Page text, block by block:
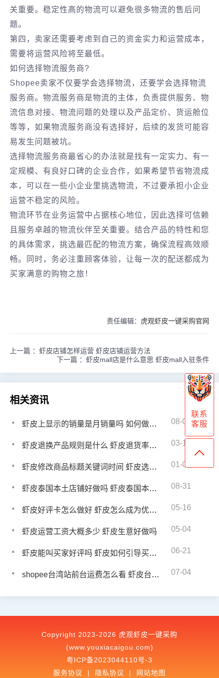
关重要。稳定性高的物流可以避免很多物流的售后问
题。
第四，卖家还需要考虑到自己的资金实力和运营成本，
需要将运营风险将至最低。
如何选择物流服务商?
Shopee卖家不仅要学会选择物流，还要学会选择物流
服务商。物流服务商是物流的主体，负责提供服务、物
流信息对接、物流问题的处理以及产品定价、货运舱位
等等，如果物流服务商没有选择好，后续的发货可能容
易发生问题被坑。
选择物流服务商最省心的办法就是找有一定实力、有一
定规模、有良好口碑的企业合作，如果希望节省物流成
本，可以在一些小企业里挑选物流，不过要承担小企业
运营不稳定的风险。
物流环节在业务运营中占据核心地位，因此选择可信赖
且服务卓越的物流伙伴至关重要。结合产品的特性和您
的具体需求，挑选最匹配的物流方案，确保流程高效顺
畅。同时，务必注重顾客体验，让每一次的配送都成为
买家满意的购物之旅！
责任编辑： 虎观虾皮一键采购官网
上一篇 ： 虾皮店铺怎样运营 虾皮店铺运营方法
下一篇 ： 虾皮mall店是什么意思 虾皮mall入驻条件
相关资讯
虾皮上显示的销量是月销量吗 如何做虾皮销量高 08-07
虾皮退换产品规则是什么 虾皮退货率多少 03-18
虾皮修改商品标题关键词时间 虾皮选词技巧 01-03
虾皮泰国本土店铺好做吗 虾皮泰国本土店优势有哪些 08-31
虾皮好评卡怎么做好 虾皮怎么成为优选卖家 05-16
虾皮运营工资大概多少 虾皮生意好做吗 05-04
虾皮能叫买家好评吗 虾皮如何引导买家好评 06-21
shopee台湾站前台运费怎么看 虾皮台湾站前台看运费教程 07-04
Copyright 2023-2026 虎观虾皮一键采购
(www.youxiacaigou.com)
粤ICP备2023044110号-3
服务协议
| 隐私协议 | 网站地图
联系
客服